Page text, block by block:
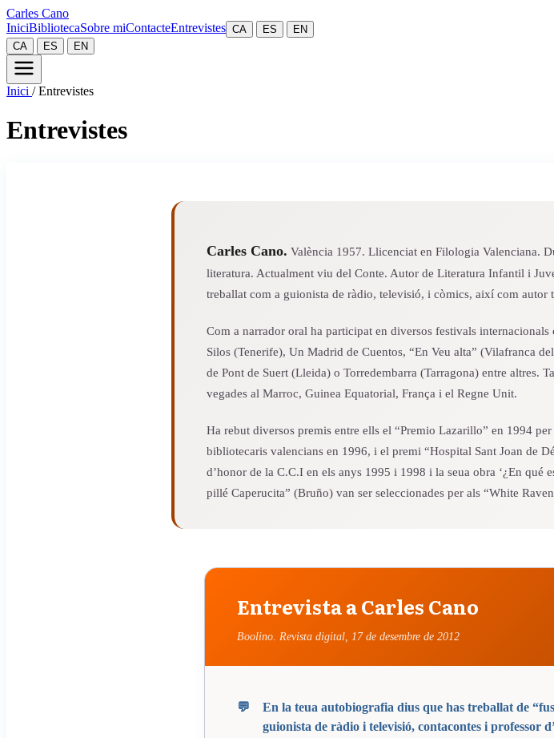
Carles Cano
IniciBibliotecaSobre miContacteEntrevistes CA ES
EN
CA
ES EN
Inici / Entrevistes
Entrevistes
Carles Cano. València 1957. Llicenciat en Filologia Valenciana.
literatura. Actualment viu del Conte. Autor de Literatura Infantil i
treballat com a guionista de ràdio, televisió, i còmics, així com autor
Com a narrador oral ha participat en diversos festivals
Silos (Tenerife), Un Madrid de Cuentos, “En Veu alta” (Vilafranca
de Pont de Suert (Lleida) o Torredembarra (Tarragona) entre altres.
vegades al Marroc, Guinea Equatorial, França i el Regne Unit.
Ha rebut diversos premis entre ells el “Premio Lazarillo” en 1994
bibliotecaris valencians en 1996, i el premi “Hospital Sant Joan de
d’honor de la C.C.I en els anys 1995 i 1998 i la seua obra ‘¿En
pillé Caperucita” (Bruño) van ser seleccionades per als “White
Entrevista a Carles Cano
Boolino. Revista digital, 17 de desembre de 2012
En la teua autobiografia dius que has treballat de
guionista de ràdio i televisió, contacontes i professor